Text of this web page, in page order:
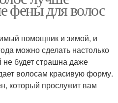
фены для волос
помощник и зимой, и
можно сделать настолько
не будет страшна даже
волосам красивую форму.
который прослужит вам